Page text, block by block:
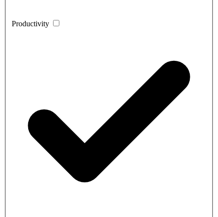
Productivity